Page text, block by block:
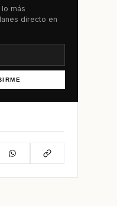
lo más
directo en